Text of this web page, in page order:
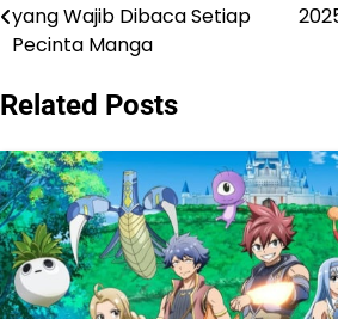
pos
yang Wajib Dibaca Setiap
Pecinta Manga
Related Posts